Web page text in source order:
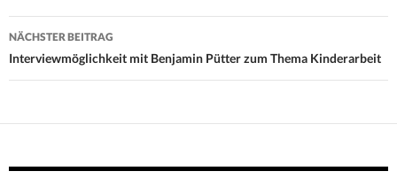
NÄCHSTER BEITRAG
Interviewmöglichkeit mit Benjamin Pütter zum Thema Kinderarbeit